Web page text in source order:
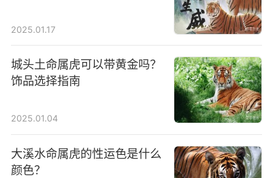
2025.01.17
城头土命属虎可以带黄金吗？
饰品选择指南
2025.01.04
大溪水命属虎的性运色是什么
颜色？